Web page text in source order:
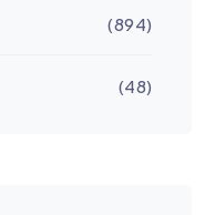
(894)
(48)